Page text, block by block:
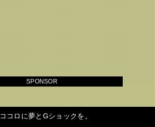
ココロに夢とGショックを。
SPONSOR